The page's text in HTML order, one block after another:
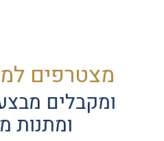
מצטרפים
ומקבלים
ומתנות